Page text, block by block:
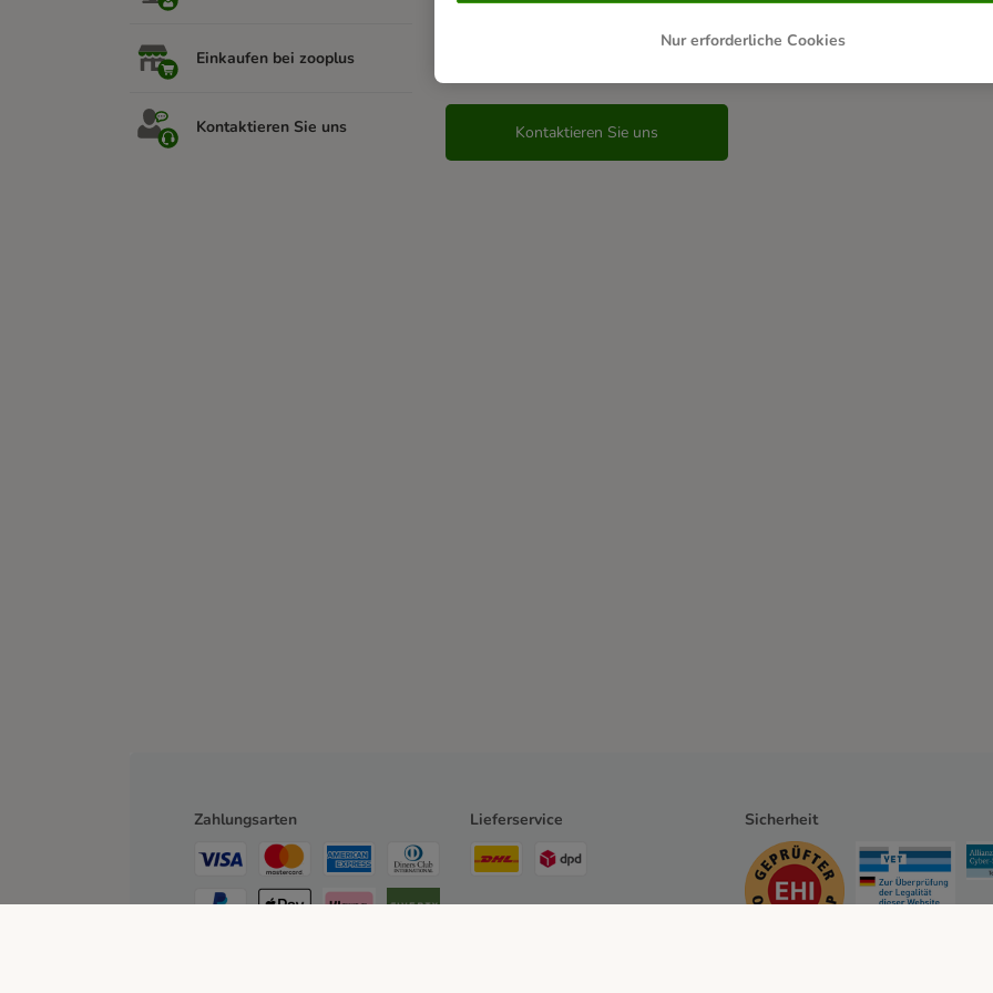
Einkaufen bei zooplus
Kontaktieren Sie uns
Sie haben keine Antwort auf Ihre
Kontaktieren Sie uns
Zahlungsarten Lieferservice Sicherheit
Nur erforderliche Cookies